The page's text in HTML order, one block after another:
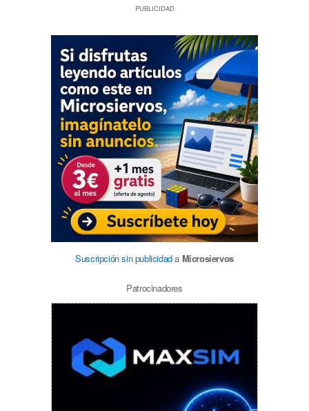
PUBLICIDAD
Suscripción sin publicidada Microsiervos
Patrocinadores